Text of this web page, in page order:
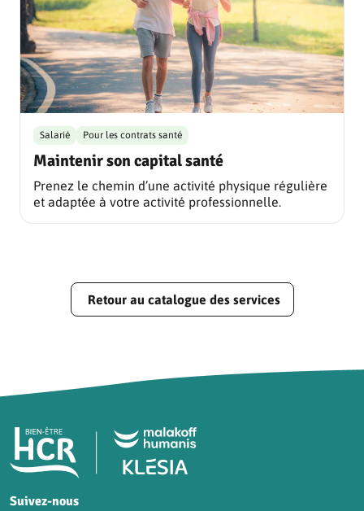
Maintenir son capital santé
Salarié Pour les contrats santé
Prenez le chemin d’une activité physique régulière
et adaptée à votre activité professionnelle.
Retour au catalogue des services
Pied de page HCR Bien-Être
Suivez-nous